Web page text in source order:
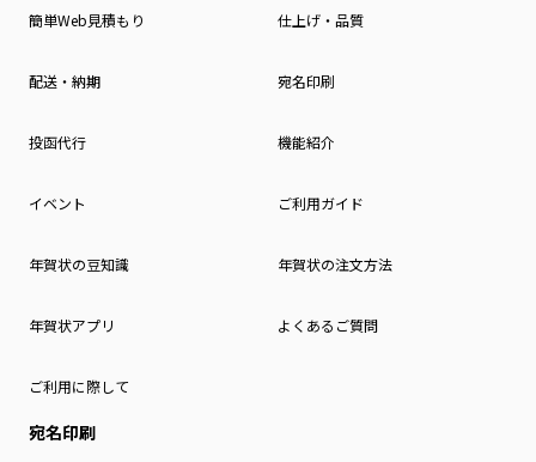
簡単Web見積もり 仕上げ・品質
配送・納期 宛名印刷
投函代行 機能紹介
イベント ご利用ガイド
年賀状の豆知識 年賀状の注文方法
年賀状アプリ よくあるご質問
ご利用に際して
宛名印刷